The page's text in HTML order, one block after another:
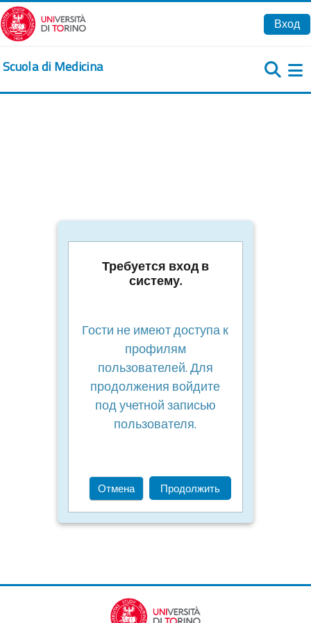
Перейти к основному содержанию
Вход
Scuola di Medicina
Требуется вход в
систему.
Гости не имеют доступа к
профилям
пользователей. Для
продолжения войдите
под учетной записью
пользователя.
Отмена Продолжить